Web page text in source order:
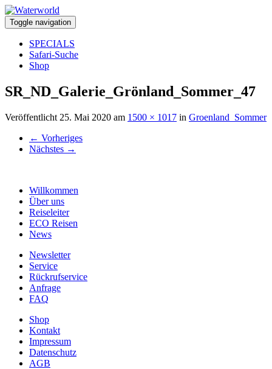
Toggle navigation
SPECIALS
Safari-Suche
Shop
SR_ND_Galerie_Grönland_Sommer_47
Veröffentlicht 25. Mai 2020 am 1500 × 1017 in Groenland_Sommer
← Vorheriges
Nächstes →
Willkommen
Über uns
Reiseleiter
ECO Reisen
News
Newsletter
Service
Rückrufservice
Anfrage
FAQ
Shop
Kontakt
Impressum
Datenschutz
AGB